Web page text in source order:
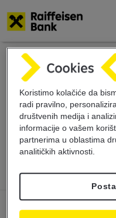
Skoči
sadržaj
Koristimo kolačiće da
radi pravilno,
društvenih medija i
informacije o vašem
partnerima u oblastima
analitičkih aktivnosti.